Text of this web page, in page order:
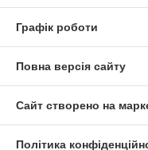
Графік роботи
Повна версія сайту
Сайт створено на
Політика